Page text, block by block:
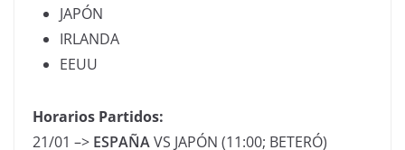
JAPÓN
IRLANDA
EEUU
Horarios Partidos:
21/01 –> ESPAÑAVS JAPÓN (11:00; BETERÓ)